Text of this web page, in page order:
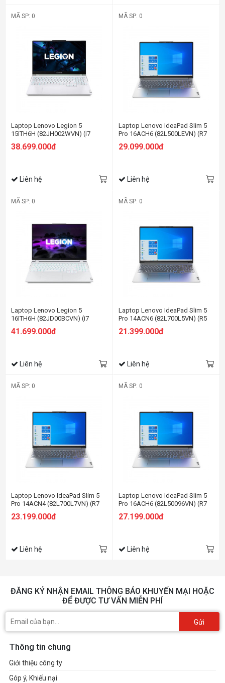
MÃ SP: 0
Laptop Lenovo Legion 5
15ITH6H (82JH002WVN) (i7
SSD/15.6 FHD 165hz/RTX 3060
38.699.000đ
Liên hệ
MÃ SP: 0
Laptop Lenovo IdeaPad Slim 5
Pro 16ACH6 (82L500LEVN) (R7
SSD/16 WQXGA/RTX3050
29.099.000đ
Liên hệ
MÃ SP: 0
Laptop Lenovo Legion 5
16ITH6H (82JD00BCVN) (i7
11800H/16GB RAM/512GB
SSD/16 WQXGA 165hz/RTX3060
41.699.000đ
Liên hệ
MÃ SP: 0
Laptop Lenovo IdeaPad Slim 5
Pro 14ACN6 (82L700L5VN) (R5
5600U/16GB RAM/512GB
SSD/14 2.2K/Win11/Xám)
21.399.000đ
Liên hệ
MÃ SP: 0
Laptop Lenovo IdeaPad Slim 5
Pro 14ACN4 (82L700L7VN) (R7
SSD/14 2.2K/Win11/Xám)
23.199.000đ
Liên hệ
MÃ SP: 0
Laptop Lenovo IdeaPad Slim 5
Pro 16ACH6 (82L50096VN) (R7
SSD/16 WQXGA 120Hz/GTX
27.199.000đ
Liên hệ
ĐĂNG KÝ NHẬN EMAIL THÔNG BÁO KHUYẾN MẠI HOẶC
ĐỂ ĐƯỢC TƯ VẤN MIỄN PHÍ
Gửi
Thông tin chung
Giới thiệu công ty
Góp ý, Khiếu nại